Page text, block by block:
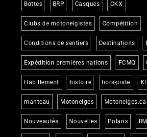
Bottes BRP Casques CKX
Clubs de motoneigistes Compétition
Conditions de sentiers Destinations
Expédition premières nations FCMQ
Habillement histoire hors-piste
manteau Motoneiges Motoneiges.ca
Nouveautés Nouvelles Polaris